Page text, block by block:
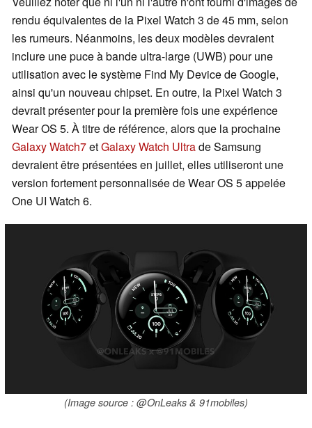
rendu équivalentes de la Pixel Watch 3 de 45 mm, selon
les rumeurs. Néanmoins, les deux modèles devraient
inclure une puce à bande ultra-large (UWB) pour une
utilisation avec le système Find My Device de Google,
ainsi qu'un nouveau chipset. En outre, la Pixel Watch 3
devrait présenter pour la première fois une expérience
Wear OS 5. À titre de référence, alors que la prochaine
Galaxy Watch7etGalaxy Watch Ultrade Samsung
devraient être présentées en juillet, elles utiliseront une
version fortement personnalisée de Wear OS 5 appelée
One UI Watch 6.
(Image source : @OnLeaks & 91mobiles)